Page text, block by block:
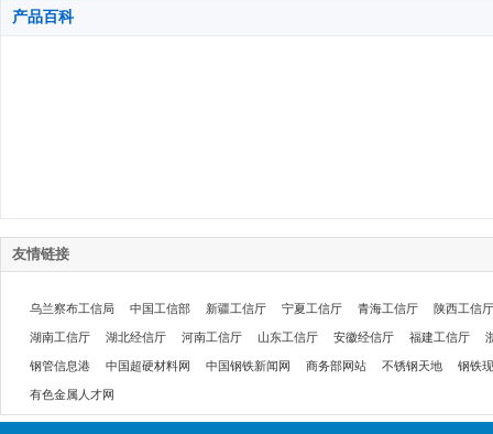
产品百科
友情链接
乌兰察布工信局 中国工信部 新疆工信厅 宁夏工信厅 青海工信厅 陕西工信厅
湖南工信厅 湖北经信厅 河南工信厅 山东工信厅 安徽经信厅 福建工信厅
钢管信息港 中国超硬材料网 中国钢铁新闻网 商务部网站 不锈钢天地 钢铁
有色金属人才网